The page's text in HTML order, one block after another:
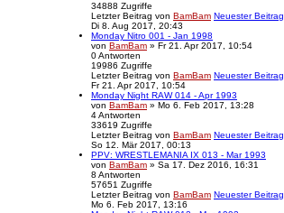
34888 Zugriffe
Letzter Beitrag von BamBam Neuester Beitrag
Di 8. Aug 2017, 20:43
Monday Nitro 001 - Jan 1998
von BamBam » Fr 21. Apr 2017, 10:54
0Antworten
19986 Zugriffe
Letzter Beitrag von BamBam Neuester Beitrag
Fr 21. Apr 2017, 10:54
Monday Night RAW 014 - Apr 1993
von BamBam » Mo 6. Feb 2017, 13:28
4Antworten
33619 Zugriffe
Letzter Beitrag von BamBam Neuester Beitrag
So 12. Mär 2017, 00:13
PPV: WRESTLEMANIA IX 013 - Mar 1993
von BamBam » Sa 17. Dez 2016, 16:31
8 Antworten
57651 Zugriffe
Letzter Beitrag von BamBam Neuester Beitrag
Mo 6. Feb 2017, 13:16